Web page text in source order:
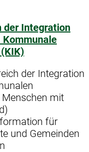
der Integration
der Integration
mit
für
und Gemeinden